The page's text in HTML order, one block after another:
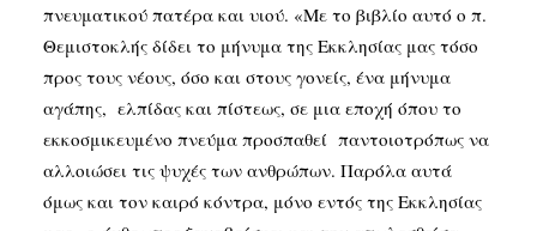
πνευματικού πατέρα και υιού. «Με το βιβλίο αυτό ο π.
Θεμιστοκλής δίδει το μήνυμα της Εκκλησίας μας τόσο
προς τους νέους, όσο και στους γονείς, ένα μήνυμα
αγάπης, ελπίδας και πίστεως, σε μια εποχή όπου το
εκκοσμικευμένο πνεύμα προσπαθεί παντοιοτρόπως να
αλλοιώσει τις ψυχές των ανθρώπων. Παρόλα αυτά
όμως και τον καιρό κόντρα, μόνο εντός της Εκκλησίας